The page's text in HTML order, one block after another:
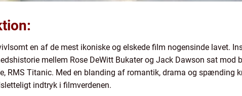
en af de mest ikoniske og elskede film nogensinde lavet.
mellem Rose DeWitt Bukater og Jack Dawson sat
RMS Titanic. Med en blanding af romantik, drama og spænding
indtryk i filmverdenen.